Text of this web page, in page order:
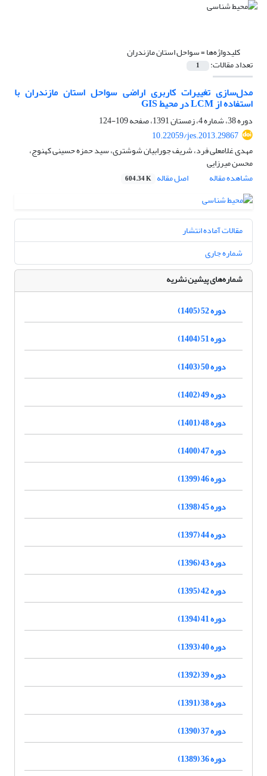
کلیدواژه‌ها =سواحل استان مازندران
تعداد مقالات: 1
مدل‌سازی تغییرات کاربری اراضی سواحل استان مازندران با
استفاده از LCM در محیط GIS
دوره 38، شماره 4، زمستان 1391، صفحه
109-124
10.22059/jes.2013.29867
مهدی غلامعلی فرد، شریف جورابیان شوشتری، سید حمزه حسینی کهنوج،
محسن میرزایی
مشاهده مقاله
اصل مقاله 604.34 K
مقالات آماده انتشار
شماره جاری
شماره‌های پیشین نشریه
دوره 52 (1405)
دوره 51 (1404)
دوره 50 (1403)
دوره 49 (1402)
دوره 48 (1401)
دوره 47 (1400)
دوره 46 (1399)
دوره 45 (1398)
دوره 44 (1397)
دوره 43 (1396)
دوره 42 (1395)
دوره 41 (1394)
دوره 40 (1393)
دوره 39 (1392)
دوره 38 (1391)
دوره 37 (1390)
دوره 36 (1389)